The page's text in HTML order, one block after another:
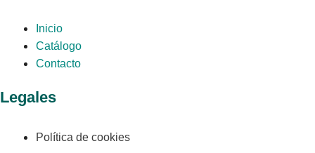
Inicio
Catálogo
Contacto
Legales
Política de cookies